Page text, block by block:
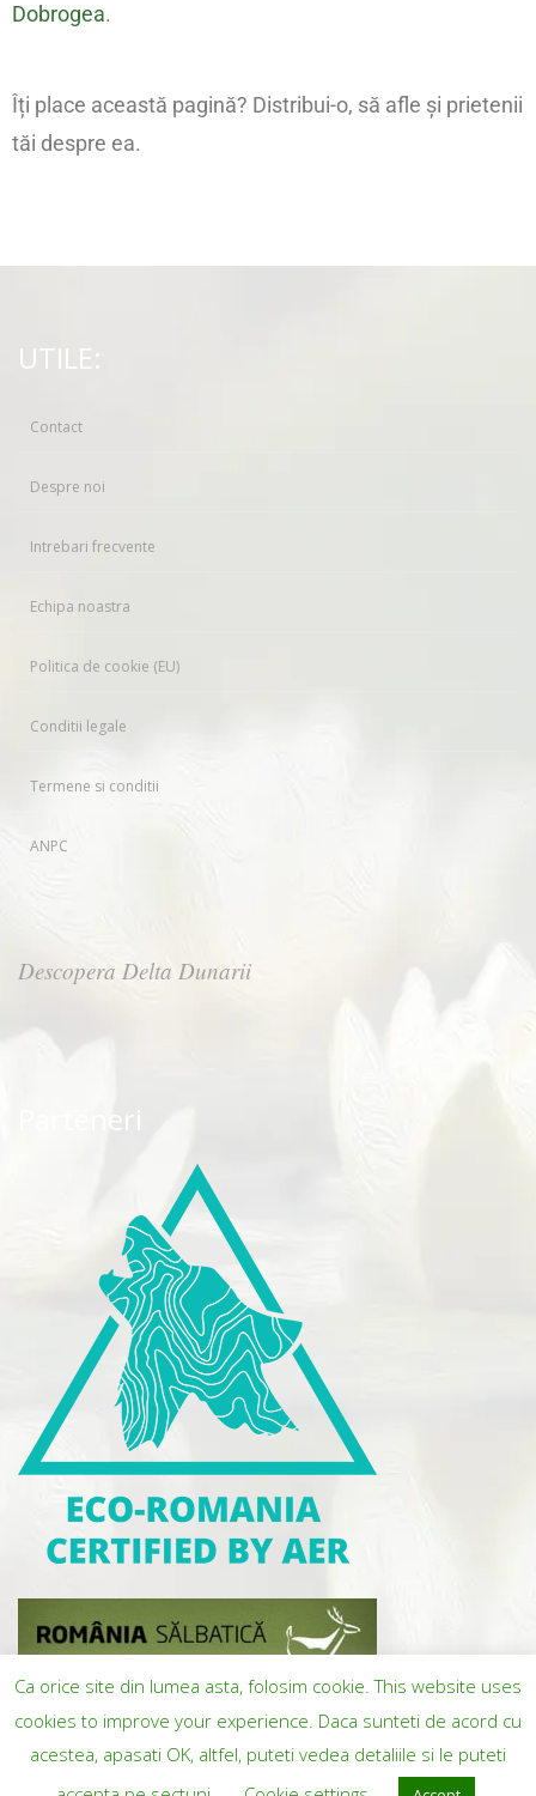
Dobrogea.
Îți place această pagină? Distribui-o, să afle și prietenii
tăi despre ea.
UTILE:
Contact
Despre noi
Intrebari frecvente
Echipa noastra
Politica de cookie (EU)
Conditii legale
Termene si conditii
ANPC
Descopera Delta Dunarii
Parteneri
Ca orice site din lumea asta, folosim cookie. This website uses
cookies to improve your experience. Daca sunteti de acord cu
acestea, apasati OK, altfel, puteti vedea detaliile si le puteti